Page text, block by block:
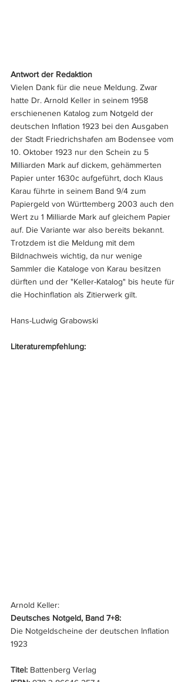
Antwort der Redaktion
Vielen Dank für die neue Meldung. Zwar
hatte Dr. Arnold Keller in seinem 1958
erschienenen Katalog zum Notgeld der
deutschen Inflation 1923 bei den Ausgaben
der Stadt Friedrichshafen am Bodensee vom
10. Oktober 1923 nur den Schein zu 5
Milliarden Mark auf dickem, gehämmerten
Papier unter 1630c aufgeführt, doch Klaus
Karau führte in seinem Band 9/4 zum
Papiergeld von Württemberg 2003 auch den
Wert zu 1 Milliarde Mark auf gleichem Papier
auf. Die Variante war also bereits bekannt.
Trotzdem ist die Meldung mit dem
Bildnachweis wichtig, da nur wenige
Sammler die Kataloge von Karau besitzen
dürften und der "Keller-Katalog" bis heute für
die Hochinflation als Zitierwerk gilt.
Hans-Ludwig Grabowski
Literaturempfehlung:
Arnold Keller:
Deutsches Notgeld, Band 7+8:
Die Notgeldscheine der deutschen Inflation
1923
Titel: Battenberg Verlag